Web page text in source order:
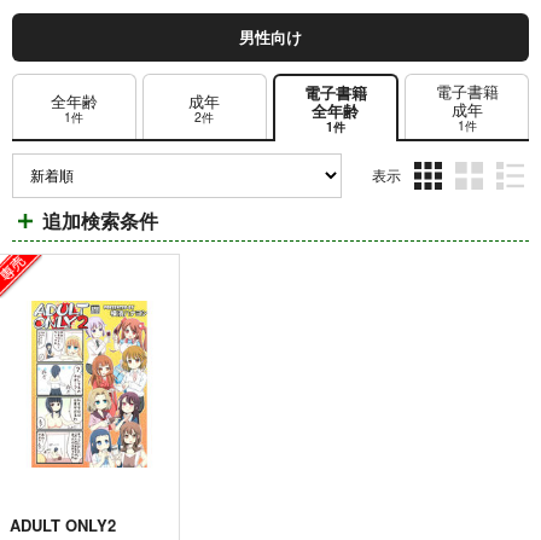
男性向け
全年齢
1件
成年
2件
電子書籍
全年齢
1件
電子書籍
成年
1件
表示
ム
ム
ム
追加検索条件
ADULT ONLY2